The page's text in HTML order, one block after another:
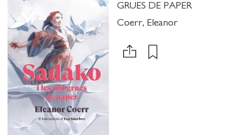
GRUES DE PAPER
Coerr, Eleanor